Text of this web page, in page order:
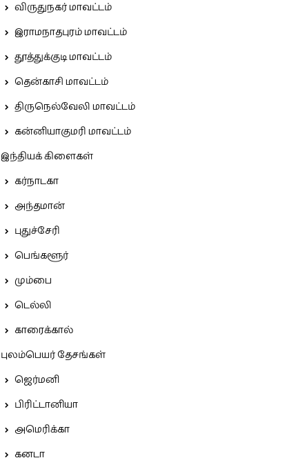
விருதுநகர் மாவட்டம்
இராமநாதபுரம் மாவட்டம்
தூத்துக்குடி மாவட்டம்
தென்காசி மாவட்டம்
திருநெல்வேலி மாவட்டம்
கன்னியாகுமரி மாவட்டம்
இந்தியக் கிளைகள்
கர்நாடகா
அந்தமான்
புதுச்சேரி
பெங்களூர்
மும்பை
டெல்லி
காரைக்கால்
புலம்பெயர் தேசங்கள்
ஜெர்மனி
பிரிட்டானியா
அமெரிக்கா
கனடா